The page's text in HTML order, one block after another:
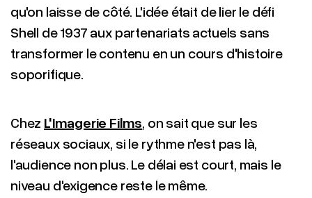
qu'on laisse de côté. L'idée était de lier le défi
Shell de 1937 aux partenariats actuels sans
transformer le contenu en un cours d'histoire
soporifique.
Chez L'Imagerie Films, on sait que sur les
réseaux sociaux, si le rythme n'est pas là,
l'audience non plus. Le délai est court, mais le
niveau d'exigence reste le même.